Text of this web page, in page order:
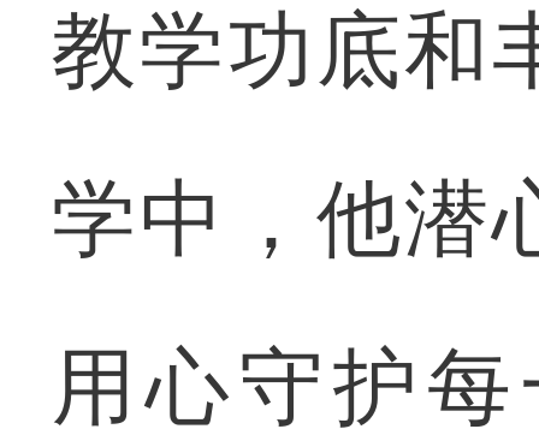
教学功底和
学中，他潜
用心守护